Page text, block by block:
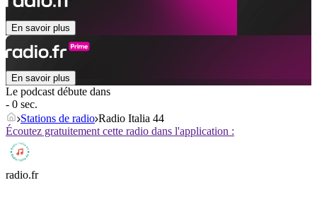
En savoir plus
En savoir plus
Le podcast débute dans
- 0 sec.
Stations de radio Radio Italia 44
Écoutez gratuitement cette radio dans l'application :
radio.fr